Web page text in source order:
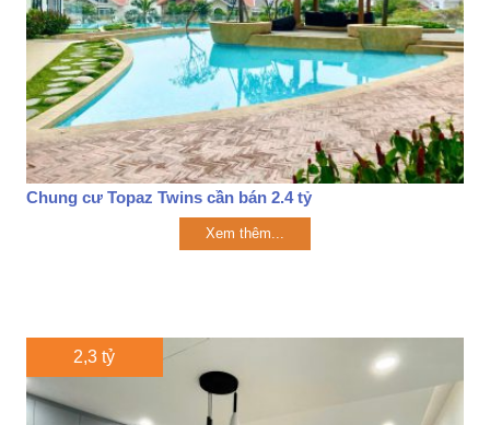
Chung cư Topaz Twins cần bán 2.4 tỷ
Xem thêm...
2,3 tỷ